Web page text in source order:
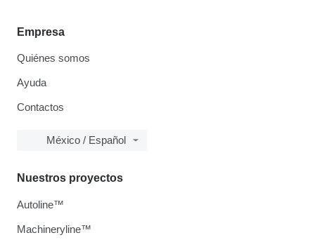
Empresa
Quiénes somos
Ayuda
Contactos
México / Español
Nuestros proyectos
Autoline™
Machineryline™